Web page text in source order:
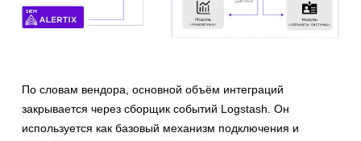
По словам вендора, основной объём интеграций
закрывается через сборщик событий Logstash. Он
используется как базовый механизм подключения и